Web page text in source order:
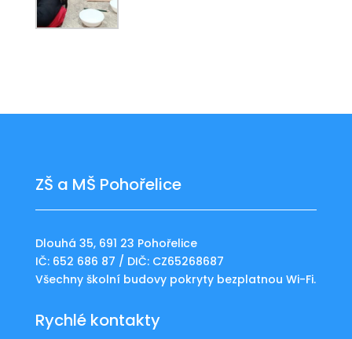
ZŠ a MŠ Pohořelice
Dlouhá 35, 691 23 Pohořelice
IČ: 652 686 87 / DIČ: CZ65268687
Všechny školní budovy pokryty bezplatnou Wi-Fi.
Rychlé kontakty